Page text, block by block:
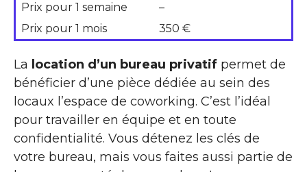
Prix pour 1 semaine
–
Prix pour 1 mois
350 €
La location d’un bureau privatif permet de
bénéficier d’une pièce dédiée au sein des
locaux l’espace de coworking. C’est l’idéal
pour travailler en équipe et en toute
confidentialité. Vous détenez les clés de
votre bureau, mais vous faites aussi partie de